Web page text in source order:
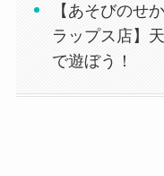
【あそびのせ
ラップス店】
で遊ぼう！